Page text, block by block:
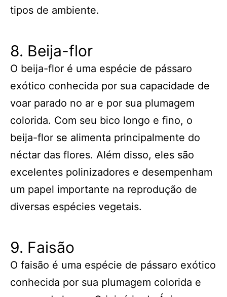
tipos de ambiente.
8. Beija-flor
O beija-flor é uma espécie de pássaro
exótico conhecida por sua capacidade de
voar parado no ar e por sua plumagem
colorida. Com seu bico longo e fino, o
beija-flor se alimenta principalmente do
néctar das flores. Além disso, eles são
excelentes polinizadores e desempenham
um papel importante na reprodução de
diversas espécies vegetais.
9. Faisão
O faisão é uma espécie de pássaro exótico
conhecida por sua plumagem colorida e